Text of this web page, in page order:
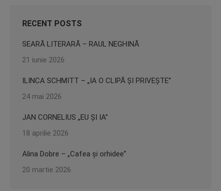
RECENT POSTS
SEARĂ LITERARĂ – RAUL NEGHINĂ
21 iunie 2026
ILINCA SCHMITT – „IA O CLIPĂ ȘI PRIVEȘTE”
24 mai 2026
JAN CORNELIUS „EU ȘI IA”
18 aprilie 2026
Alina Dobre – „Cafea și orhidee”
20 martie 2026